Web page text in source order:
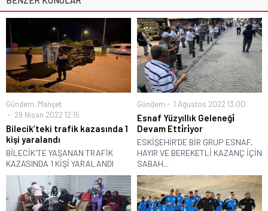
Gündem, Manşet
29 Nisan 2022 12:15
Bilecik’teki trafik kazasında 1
kişi yaralandı
BİLECİK'TE YAŞANAN TRAFİK
KAZASINDA 1 KİŞİ YARALANDI
Gündem 1 Ağustos 2022 13:00
Esnaf Yüzyıllık Geleneği̇
Devam Etti̇ri̇yor
ESKİŞEHİR’DE BİR GRUP ESNAF,
HAYIR VE BEREKETLİ KAZANÇ İÇİN
SABAH...